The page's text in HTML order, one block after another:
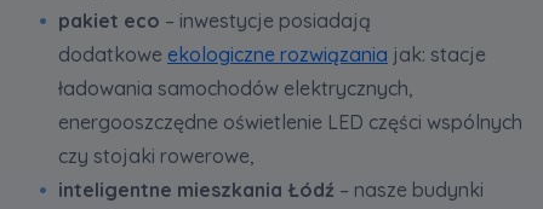
także udostępnianezaufanym partnerom.
Twoje dane są współadministrowane przez
spółki z Grupy Kapitałowej Murapol
tym jak przetwarzamy dane, wykorzystujemy
cookies i jakie przysługują Ci prawa znajdziesz
pakiet eco – inwestycje posiadają
dodatkowe ekologiczne rozwiązania jak: stacje
ładowania samochodów elektrycznych,
energooszczędne oświetlenie LED części wspólnych
czy stojaki rowerowe,
inteligentne mieszkania Łódź – nasze budynki